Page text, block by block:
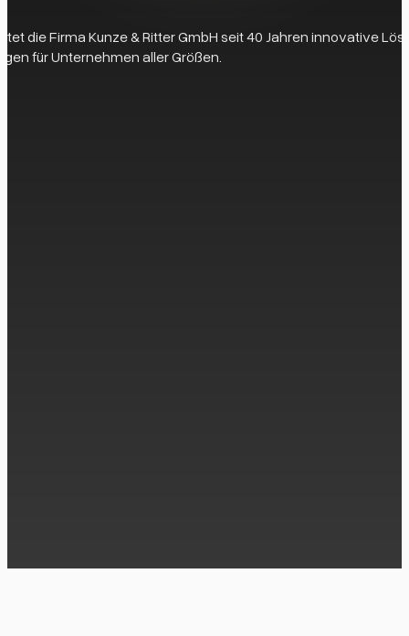
die Firma Kunze & Ritter GmbH seit 40 Jahren innovative
für Unternehmen aller Größen.